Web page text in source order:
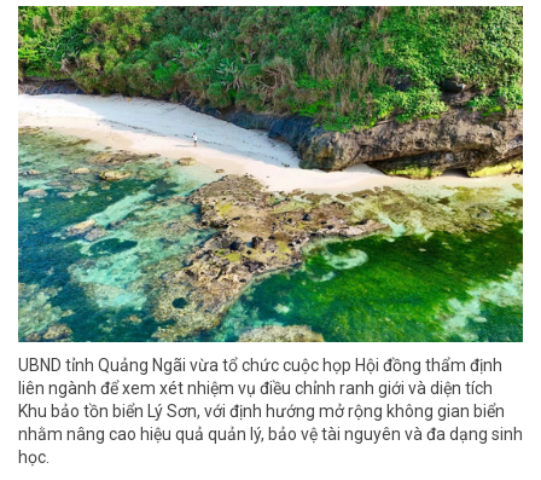
UBND tỉnh Quảng Ngãi vừa tổ chức cuộc họp Hội đồng thẩm định
liên ngành để xem xét nhiệm vụ điều chỉnh ranh giới và diện tích
Khu bảo tồn biển Lý Sơn, với định hướng mở rộng không gian biển
nhằm nâng cao hiệu quả quản lý, bảo vệ tài nguyên và đa dạng sinh
học.